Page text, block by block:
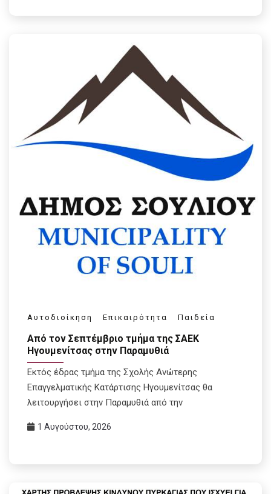
Αυτοδιοίκηση Επικαιρότητα Παιδεία
Από τον Σεπτέμβριο τμήμα της ΣΑΕΚ
Ηγουμενίτσας στην Παραμυθιά
Εκτός έδρας τμήμα της Σχολής Ανώτερης
Επαγγελματικής Κατάρτισης Ηγουμενίτσας θα
λειτουργήσει στην Παραμυθιά από την
1 Αυγούστου, 2026